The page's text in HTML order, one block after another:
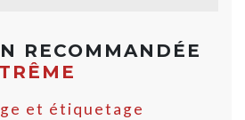
RECOMMANDÉE
et étiquetage